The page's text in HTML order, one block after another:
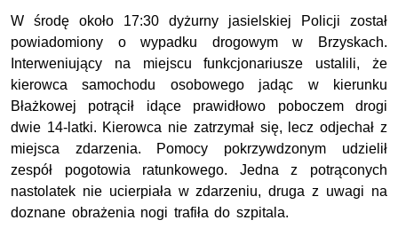
W środę około 17:30 dyżurny jasielskiej Policji został
powiadomiony o wypadku drogowym w Brzyskach.
Interweniujący na miejscu funkcjonariusze ustalili, że
kierowca samochodu osobowego jadąc w kierunku
Błażkowej potrącił idące prawidłowo poboczem drogi
dwie 14-latki. Kierowca nie zatrzymał się, lecz odjechał z
miejsca zdarzenia. Pomocy pokrzywdzonym udzielił
zespół pogotowia ratunkowego. Jedna z potrąconych
nastolatek nie ucierpiała w zdarzeniu, druga z uwagi na
doznane obrażenia nogi trafiła do szpitala.